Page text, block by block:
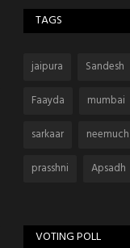
TAGS
jaipura Sandesh
Faayda
mumbai
sarkaar
prasshni
Apsadh
VOTING POLL